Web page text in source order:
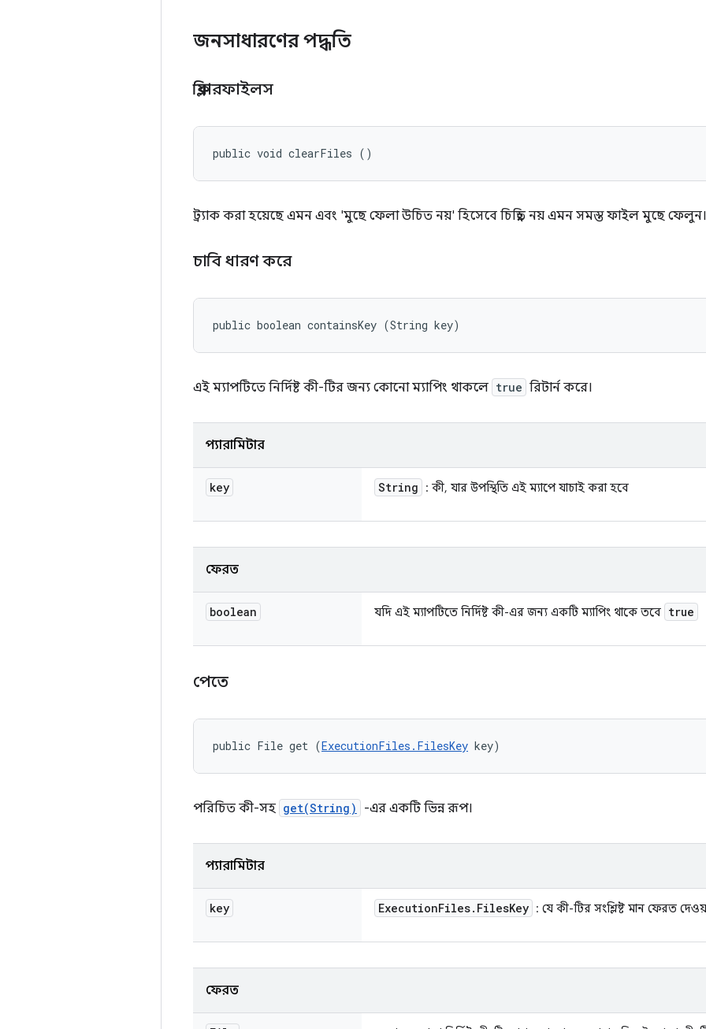
জনসাধারণের পদ্ধতি
ক্লিয়ারফাইলস
public void clearFiles ()
ট্র্যাক করা হয়েছে এমন এবং 'মুছে ফেলা উচিত নয়' হিসেবে চিহ্নিত নয় এমন সমস্ত ফাইল মুছে ফেলুন।
চাবি ধারণ করে
public boolean containsKey (String key)
এই ম্যাপটিতে নির্দিষ্ট কী-টির জন্য কোনো ম্যাপিং থাকলে true রিটার্ন করে।
প্যারামিটার
key String : কী, যার উপস্থিতি এই ম্যাপে যাচাই করা হবে
ফেরত
boolean যদি এই ম্যাপটিতে নির্দিষ্ট কী-এর জন্য একটি ম্যাপিং থাকে তবে true
পেতে
public File get (ExecutionFiles.FilesKey key)
পরিচিত কী-সহ get(String) -এর একটি ভিন্ন রূপ।
প্যারামিটার
key ExecutionFiles. FilesKey : যে কী-টির সংশ্লিষ্ট মান ফেরত
ফেরত